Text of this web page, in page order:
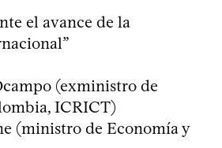
el avance de la
(exministro de
ICRICT)
(ministro de Economía y